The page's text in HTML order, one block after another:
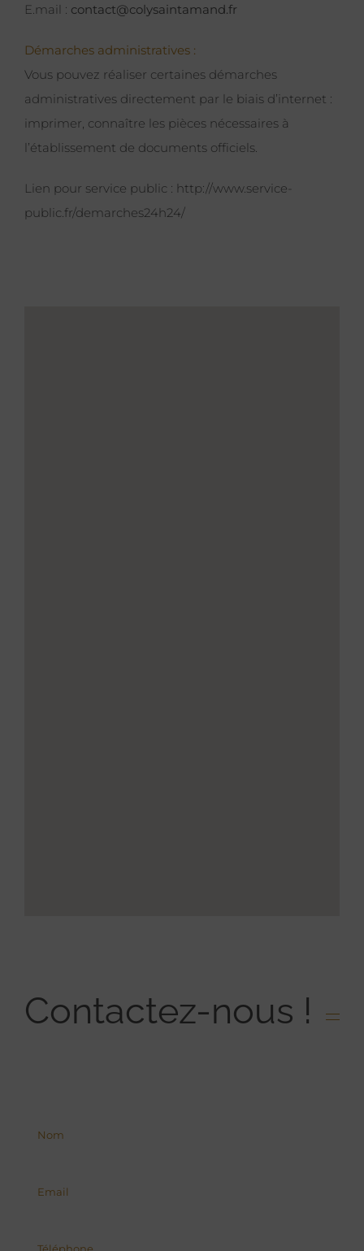
E.mail : contact@colysaintamand.fr
Démarches administratives :
Vous pouvez réaliser certaines démarches
administratives directement par le biais d’internet :
imprimer, connaître les pièces nécessaires à
l’établissement de documents officiels.
Lien pour service public : http://www.service-
public.fr/demarches24h24/
Contactez-nous !